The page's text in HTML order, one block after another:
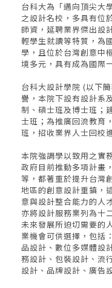
台科大為「邁向頂尖大
之設計名校，多具有位
師資，延聘業界傑出設
輕學生就讀等特質，為
學，且位於台灣創意中
境多元，具有成為國際
台科大設計學院 (以下
譽，本院下設有設計系
制、碩士班及博士班；
士班；為推廣回流教育
班，招收業界人士回校
本院強調學以致用之實
政府目前推動多項計畫
等，都著重於提升台灣
地區的創意設計重鎮，
意與設計整合能力的人
亦將設計服務業列為十
未來發展所迫切需要的
業機會可供選擇，包括
品設計、數位多媒體設
務設計、包裝設計、流
設計、品牌設計、廣告